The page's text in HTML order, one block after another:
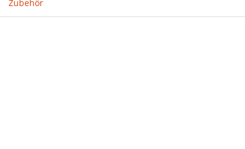
Zubehör